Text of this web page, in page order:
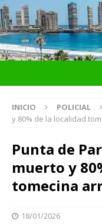
INICIO POLICIAL
y 80% de la localidad
Punta de
muerto y
tomecina
18/01/2026